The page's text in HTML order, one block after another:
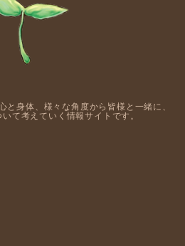
身体、様々な角度から皆様と一緒に、
て考えていく情報サイトです。